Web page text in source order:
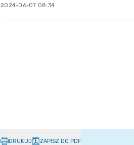
2024-06-07 08:34
DRUKUJ ZAPISZ DO PDF